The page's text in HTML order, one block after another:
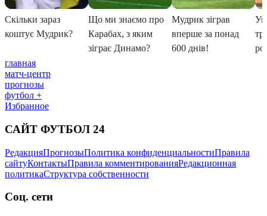
главная
матч-центр
прогнозы
футбол +
Избранное
САЙТ ФУТБОЛ 24
РедакцияПрогнозыПолитика конфиденциальностиПравила
сайтуКонтактыПравила комментированияРедакционная
политикаСтруктура собственности
Соц. сети